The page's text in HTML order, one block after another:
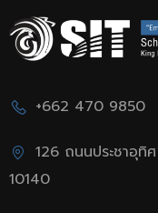
+662 470 9850
126 ถนนประชาอุทิ
10140